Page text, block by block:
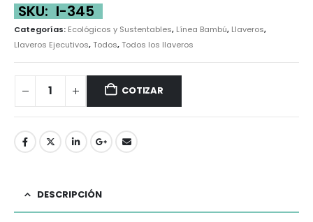
SKU: I-345
Categorías: Ecológicos y Sustentables, Línea Bambú, Llaveros,
Llaveros Ejecutivos,Todos,Todos los llaveros
COTIZAR
DESCRIPCIÓN